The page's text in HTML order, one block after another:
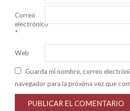
Correo
electrónico
*
Web
Guarda mi nombre, correo
navegador para la próxima vez que